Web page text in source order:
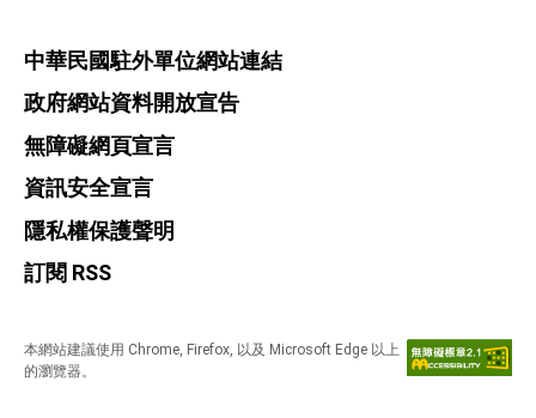
中華民國駐外單位網站連結
政府網站資料開放宣告
無障礙網頁宣言
資訊安全宣言
隱私權保護聲明
訂閱 RSS
本網站建議使用 Chrome, Firefox, 以及 Microsoft Edge 以上
的瀏覽器。